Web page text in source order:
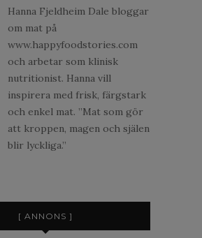
Hanna Fjeldheim Dale bloggar
om mat på
www.happyfoodstories.com
och arbetar som klinisk
nutritionist. Hanna vill
inspirera med frisk, färgstark
och enkel mat. ”Mat som gör
att kroppen, magen och själen
blir lyckliga.”
[ ANNONS ]